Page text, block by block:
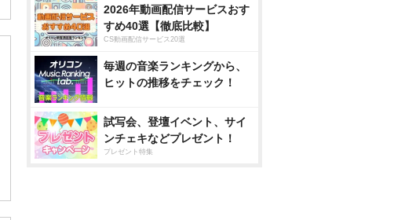
2026年動画配信サービスおす
すめ40選【徹底比較】
CS動画配信サービス20選
毎週の音楽ランキングから、
ヒットの推移をチェック！
試写会、登壇イベント、サイ
ンチェキなどプレゼント！
プレゼント特集